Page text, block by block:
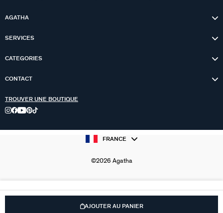
AJOUTER AU PANIER
AGATHA
SERVICES
CATEGORIES
CONTACT
TROUVER UNE BOUTIQUE
FRANCE
©2026 Agatha